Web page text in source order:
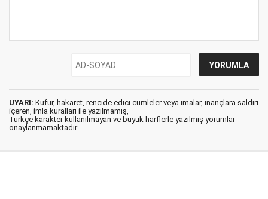
UYARI: Küfür, hakaret, rencide edici cümleler veya imalar, inançlara saldırı
içeren, imla kuralları ile yazılmamış,
Türkçe karakter kullanılmayan ve büyük harflerle yazılmış yorumlar
onaylanmamaktadır.